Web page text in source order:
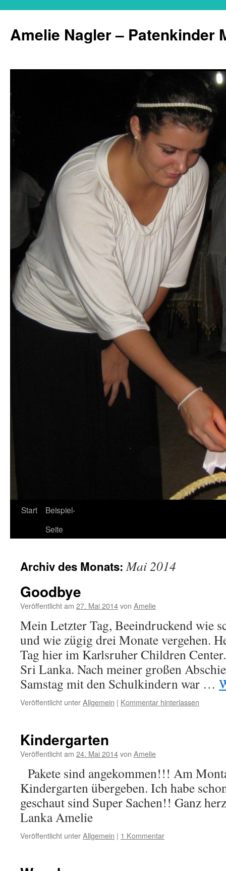
springen
Amelie Nagler – Patenkinder
Start
Beispiel-
Seite
Archiv des Monats:Mai 2014
Goodbye
Veröffentlicht am 27. Mai 2014von Amelie
Mein Letzter Tag, Beeindruckend wie
und wie zügig drei Monate vergehen.
Tag hier im Karlsruher Children
Sri Lanka. Nach meiner großen
Samstag mit den Schulkindern war …
Veröffentlicht unterAllgemein | Kommentar hinterlassen
Kindergarten
Veröffentlicht am 24. Mai 2014von Amelie
Pakete sind angekommen!!! Am
Kindergarten übergeben. Ich habe
geschaut sind Super Sachen!! Ganz
Lanka Amelie
Veröffentlicht unterAllgemein | 1 Kommentar